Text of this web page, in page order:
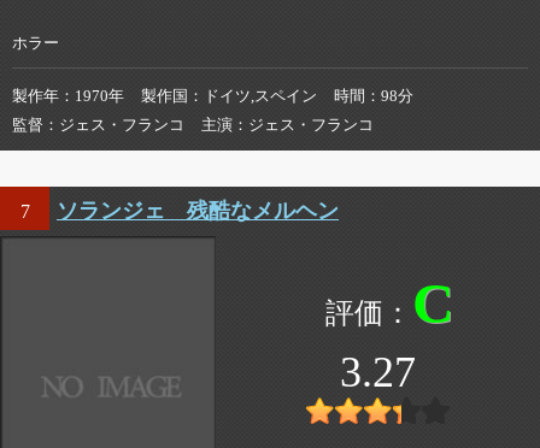
ホラー
製作年 1970年 製作国 ドイツ,スペイン 時間
98分
監督
ジェス・フランコ 主演 ジェス・フランコ
7 ソランジェ 残酷なメルヘン
C
3.27